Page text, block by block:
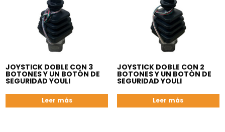
JOYSTICK DOBLE CON 3
BOTONES Y UN BOTÓN DE
SEGURIDAD YOULI
Leer más
JOYSTICK DOBLE CON 2
BOTONES Y UN BOTÓN DE
SEGURIDAD YOULI
Leer más